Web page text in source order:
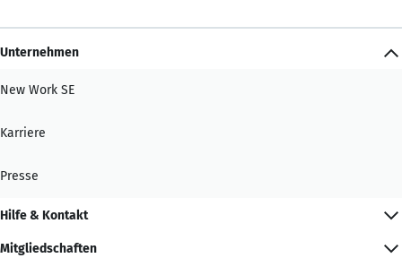
Unternehmen
New Work SE
Karriere
Presse
Hilfe & Kontakt
Mitgliedschaften